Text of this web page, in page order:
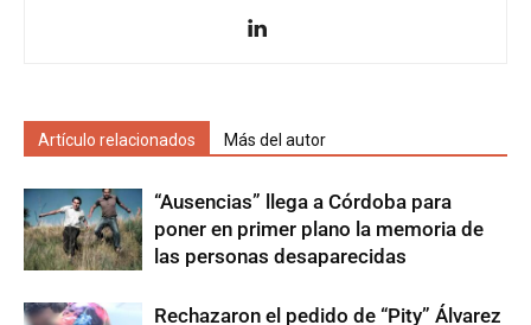
Artículo relacionados Más del autor
“Ausencias” llega a Córdoba para
poner en primer plano la memoria de
las personas desaparecidas
Rechazaron el pedido de “Pity” Álvarez